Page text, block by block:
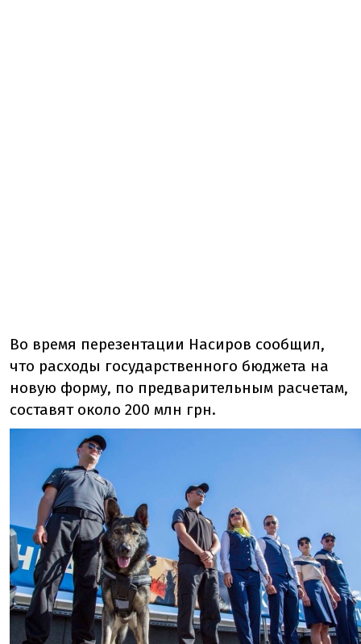
Во время перезентации Насиров сообщил,
что расходы государственного бюджета на
новую форму, по предварительным расчетам,
составят около 200 млн грн.